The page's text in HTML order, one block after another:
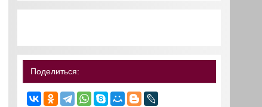
Поделиться: